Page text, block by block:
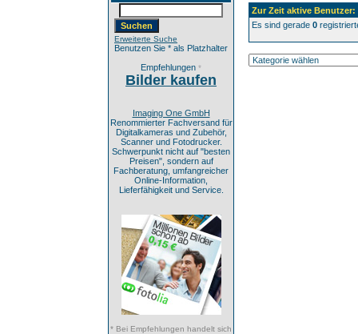
Erweiterte Suche
Benutzen Sie * als Platzhalter
Empfehlungen *
Bilder kaufen
Imaging One GmbH
Renommierter Fachversand für
Digitalkameras und Zubehör,
Scanner und Fotodrucker.
Schwerpunkt nicht auf "besten
Preisen", sondern auf
Fachberatung, umfangreicher
Online-Information,
Lieferfähigkeit und Service.
* Bei Empfehlungen handelt sich
Zur Zeit aktive Benutzer:
Es sind gerade 0